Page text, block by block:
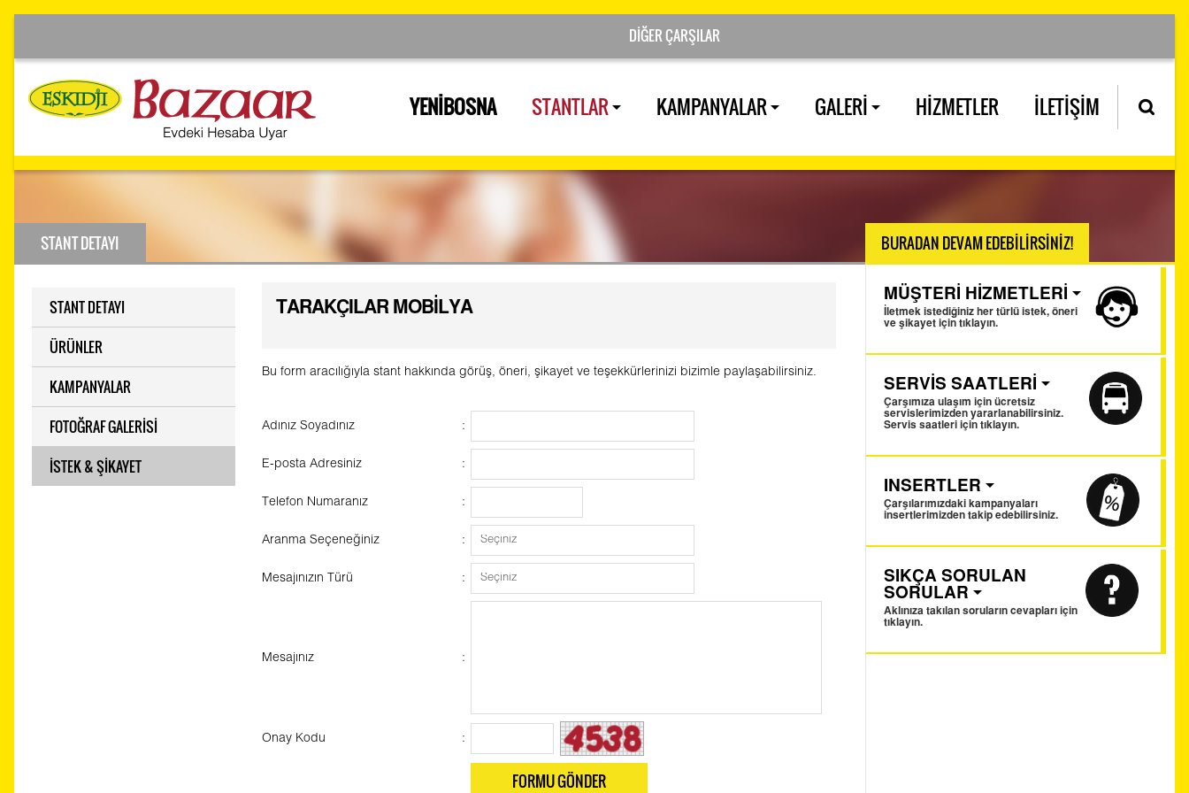
YENİBOSNA STANTLAR KAMPANYALAR GALERİ HİZMETLER İLETİŞİM
STANT DETAYI
STANT DETAYI
ÜRÜNLER
KAMPANYALAR
FOTOĞRAF GALERİSİ
İSTEK & ŞİKAYET
TARAKÇILAR MOBİLYA
Bu form aracılığıyla stant hakkında görüş, öneri, şikayet ve teşekkürlerinizi bizimle paylaşabilirsiniz.
Adınız Soyadınız :
E-posta Adresiniz :
Telefon Numaranız :
Aranma Seçeneğiniz :
Mesajınızın Türü :
Mesajınız :
Onay Kodu :
FORMU GÖNDER
BURADAN DEVAM EDEBİLİRSİNİZ!
MÜŞTERİ HİZMETLERİ
İletmek istediğiniz her türlü istek, öneri
ve şikayet için tıklayın.
SERVİS SAATLERİ
Çarşımıza ulaşım için ücretsiz
servislerimizden yararlanabilirsiniz.
Servis saatleri için tıklayın.
INSERTLER
Çarşılarımızdaki kampanyaları
insertlerimizden takip edebilirsiniz.
SIKÇA SORULAN
SORULAR
Aklınıza takılan soruların cevapları için
tıklayın.